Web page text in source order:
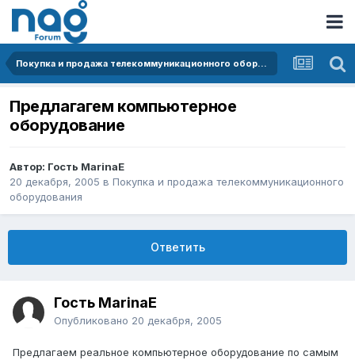
Покупка и продажа телекоммуникационного оборудования
Предлагагем компьютерное
оборудование
Автор: Гость MarinaE
20 декабря, 2005 в Покупка и продажа телекоммуникационного
оборудования
Ответить
Гость MarinaE
Опубликовано 20 декабря, 2005
Предлагаем реальное компьютерное оборудование по самым